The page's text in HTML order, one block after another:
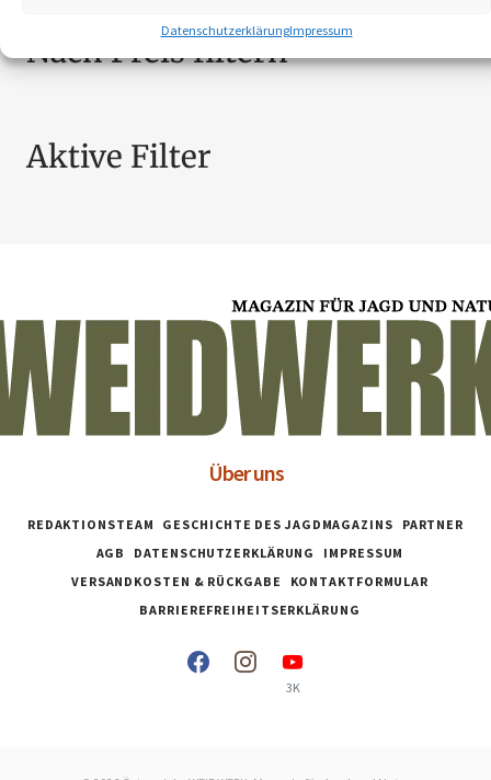
DatenschutzerklärungImpressum
Nach Preis filtern
Aktive Filter
Über uns
REDAKTIONSTEAM GESCHICHTE DES JAGDMAGAZINS
PARTNER
AGB
DATENSCHUTZERKLÄRUNG
IMPRESSUM
VERSANDKOSTEN & RÜCKGABE
KONTAKTFORMULAR
BARRIEREFREIHEITSERKLÄRUNG
3K